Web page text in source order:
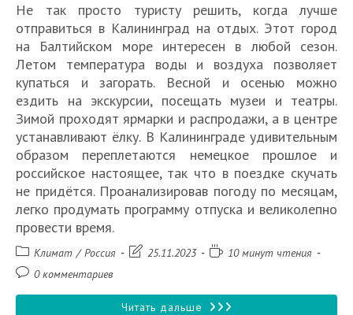
Не так просто туристу решить, когда лучше
отправиться в Калининград на отдых. Этот город
на Балтийском море интересен в любой сезон.
Летом температура воды и воздуха позволяет
купаться и загорать. Весной и осенью можно
ездить на экскурсии, посещать музеи и театры.
Зимой проходят ярмарки и распродажи, а в центре
устанавливают ёлку. В Калининграде удивительным
образом переплетаются немецкое прошлое и
российское настоящее, так что в поездке скучать
не придётся. Проанализировав погоду по месяцам,
легко продумать программу отпуска и великолепно
провести время.
Рубрика
записи:
Климат / Россия
Запись25.11.2023
Время10 минут чтения
Комментарии
0 комментариев
Читать дальше Сезоны